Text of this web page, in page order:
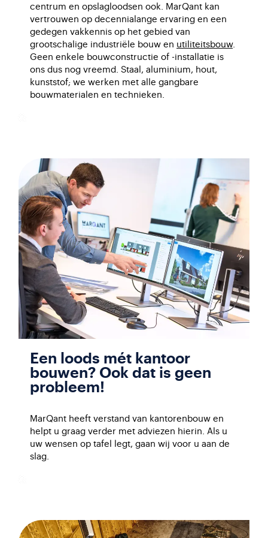
centrum en opslagloodsen ook. MarQant kan
vertrouwen op decennialange ervaring en een
gedegen vakkennis op het gebied van
grootschalige industriële bouw en utiliteitsbouw.
Geen enkele bouwconstructie of -installatie is
ons dus nog vreemd. Staal, aluminium, hout,
kunststof; we werken met alle gangbare
bouwmaterialen en technieken.
Een loods mét kantoor
bouwen? Ook dat is geen
probleem!
MarQant heeft verstand van kantorenbouw en
helpt u graag verder met adviezen hierin. Als u
uw wensen op tafel legt, gaan wij voor u aan de
slag.